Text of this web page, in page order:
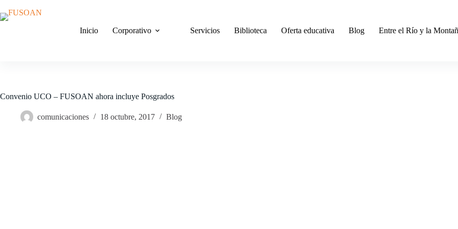
al
contenido
Inicio
Corporativo Servicios Biblioteca Oferta educativa Blog Entre el Río y la
Convenio UCO – FUSOAN ahora incluye Posgrados
comunicaciones 18 octubre, 2017 Blog